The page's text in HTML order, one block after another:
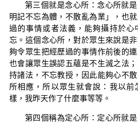
第三個就是念心所：念心所就
明記不忘為體，不散亂為業」，也
過的事情或者法義，能夠攝持於心
忘。這個念心所，對於眾生來說是
夠令眾生把經歷過的事情作前後的
也會讓眾生誤認五蘊是不生滅之法
持諸法，不忘教授，因此能夠心不
所相應，所以眾生就會說：我以前
樣，我昨天作了什麼事等等。
第四個稱為定心所：定心所就